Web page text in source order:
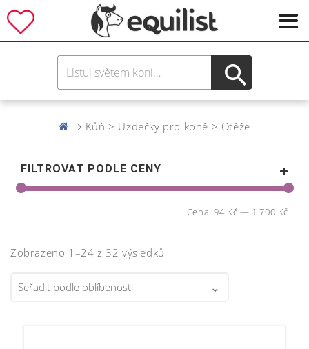
Kůň > Uzdečky pro koně > Otěže
FILTROVAT PODLE CENY
Cena:94 Kč — 1 700 Kč
Zobrazeno 1–24 z 32 výsledků